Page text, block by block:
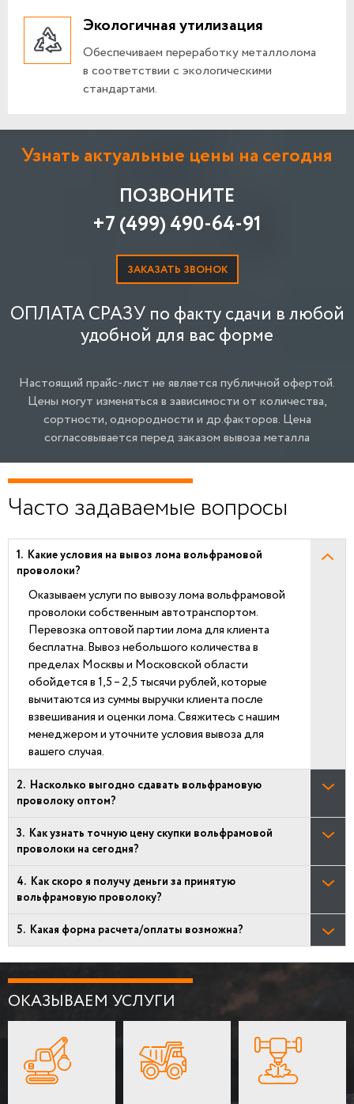
Экологичная утилизация
Обеспечиваем переработку металлолома
в соответствии с экологическими
стандартами.
Узнать актуальные цены на сегодня
ПОЗВОНИТЕ
+7 (499) 490-64-91
ЗАКАЗАТЬ ЗВОНОК
ОПЛАТА СРАЗУ по факту сдачи в любой
удобной для вас форме
Настоящий прайс-лист не является публичной офертой.
Цены могут изменяться в зависимости от количества,
сортности, однородности и др.факторов. Цена
согласовывается перед заказом вывоза металла
Часто задаваемые вопросы
Какие условия на вывоз лома вольфрамовой
проволоки?
Оказываем услуги по вывозу лома вольфрамовой
проволоки собственным автотранспортом.
Перевозка оптовой партии лома для клиента
бесплатна. Вывоз небольшого количества в
пределах Москвы и Московской области
обойдется в 1,5 – 2,5 тысячи рублей, которые
вычитаются из суммы выручки клиента после
взвешивания и оценки лома. Свяжитесь с нашим
менеджером и уточните условия вывоза для
вашего случая.
Насколько выгодно сдавать вольфрамовую
проволоку оптом?
Как узнать точную цену скупки вольфрамовой
проволоки на сегодня?
Как скоро я получу деньги за принятую
вольфрамовую проволоку?
Какая форма расчета/оплаты возможна?
ОКАЗЫВАЕМ УСЛУГИ